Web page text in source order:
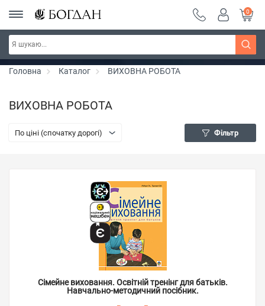
РОЗПРОДАЖ ~ 150 грн ~ 200 грн ~ 250 грн ~
300 грн ~ РОЗПРОДАЖ
Дізнатись більше
0
Головна Каталог ВИХОВНА РОБОТА
ВИХОВНА РОБОТА
По ціні (спочатку дорогі) Фільтр
Сімейне виховання. Освітній тренінг для батьків.
Навчально-методичний посібник.